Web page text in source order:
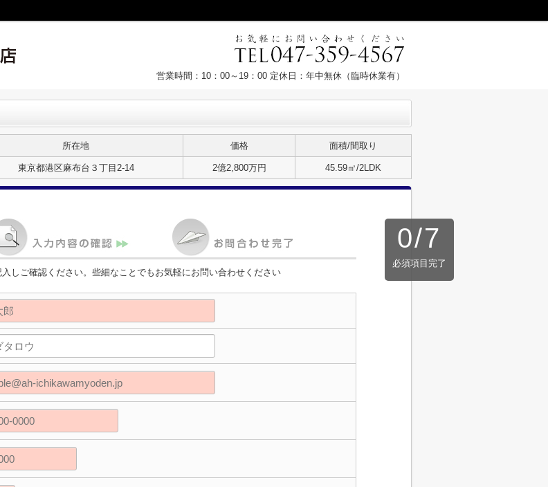
営業時間：10：00～19：00 定休日：年中無休（臨時休業有）
所在地 価格 面積/間取り
東京都港区麻布台３丁目2-14 2億2,800万円 45.59㎡/2LDK
0/7
必須項目完了
しご確認ください。些細なことでもお気軽にお問い合わせください